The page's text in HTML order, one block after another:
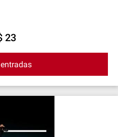
23